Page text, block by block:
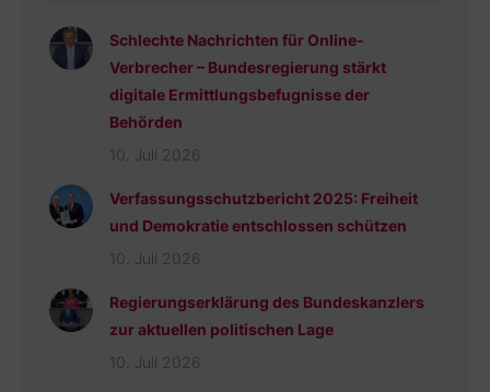
Schlechte Nachrichten für Online-
Verbrecher – Bundesregierung stärkt
digitale Ermittlungsbefugnisse der
Behörden
10. Juli 2026
Verfassungsschutzbericht 2025: Freiheit
und Demokratie entschlossen schützen
10. Juli 2026
Regierungserklärung des Bundeskanzlers
zur aktuellen politischen Lage
10. Juli 2026